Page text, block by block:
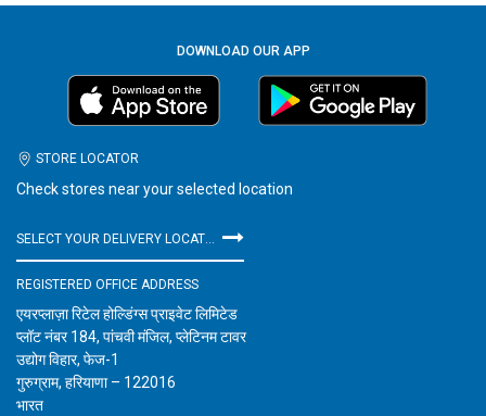
DOWNLOAD OUR APP
STORE LOCATOR
Check stores near your selected location
SELECT YOUR DELIVERY LOCATION
REGISTERED OFFICE ADDRESS
एयरप्लाज़ा रिटेल होल्डिंग्स प्राइवेट लिमिटेड
प्लॉट नंबर 184, पांचवी मंजिल, प्लेटिनम टावर
उद्योग विहार, फेज-1
गुरुग्राम, हरियाणा – 122016
भारत